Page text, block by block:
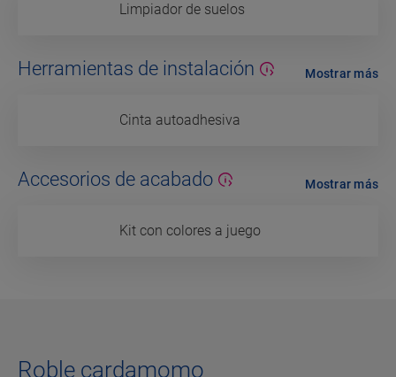
Limpiador de suelos
Herramientas de instalación
Cinta autoadhesiva
Mostrar más
Accesorios de acabado
Kit con colores a juego
Mostrar más
Roble cardamomo